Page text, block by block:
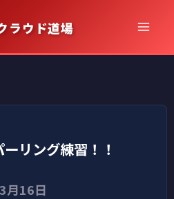
ラウド道場
リング練習！！
月16日